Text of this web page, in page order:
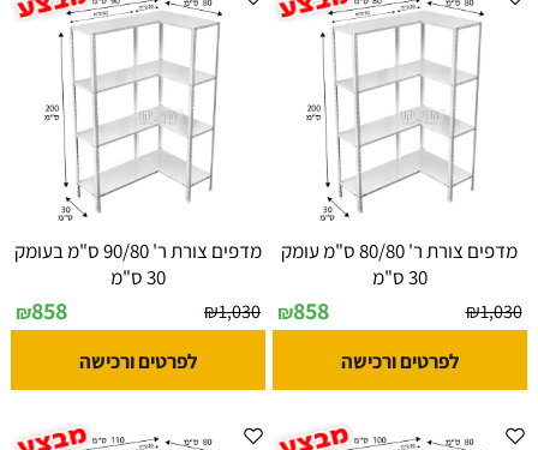
מדפים צורת ר' 80/80 ס"מ עומק
30 ס"מ
₪1,030
₪858
לפרטים ורכישה
מדפים צורת ר' 90/80 ס"מ בעומק
30 ס"מ
₪1,030
₪858
לפרטים ורכישה